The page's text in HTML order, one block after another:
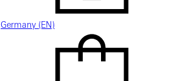
Germany (EN)